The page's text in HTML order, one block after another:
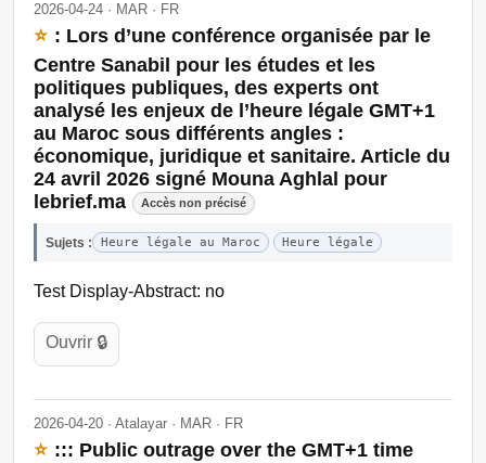
2026-04-24 · MAR · FR
⭐ : Lors d’une conférence organisée par le
Centre Sanabil pour les études et les
politiques publiques, des experts ont
analysé les enjeux de l’heure légale GMT+1
au Maroc sous différents angles :
économique, juridique et sanitaire. Article du
24 avril 2026 signé Mouna Aghlal pour
lebrief.ma
Accès non précisé
Sujets : Heure légale au Maroc Heure légale
Test Display-Abstract: no
Ouvrir 🔒
2026-04-20 · Atalayar · MAR · FR
⭐ ::: Public outrage over the GMT+1 time